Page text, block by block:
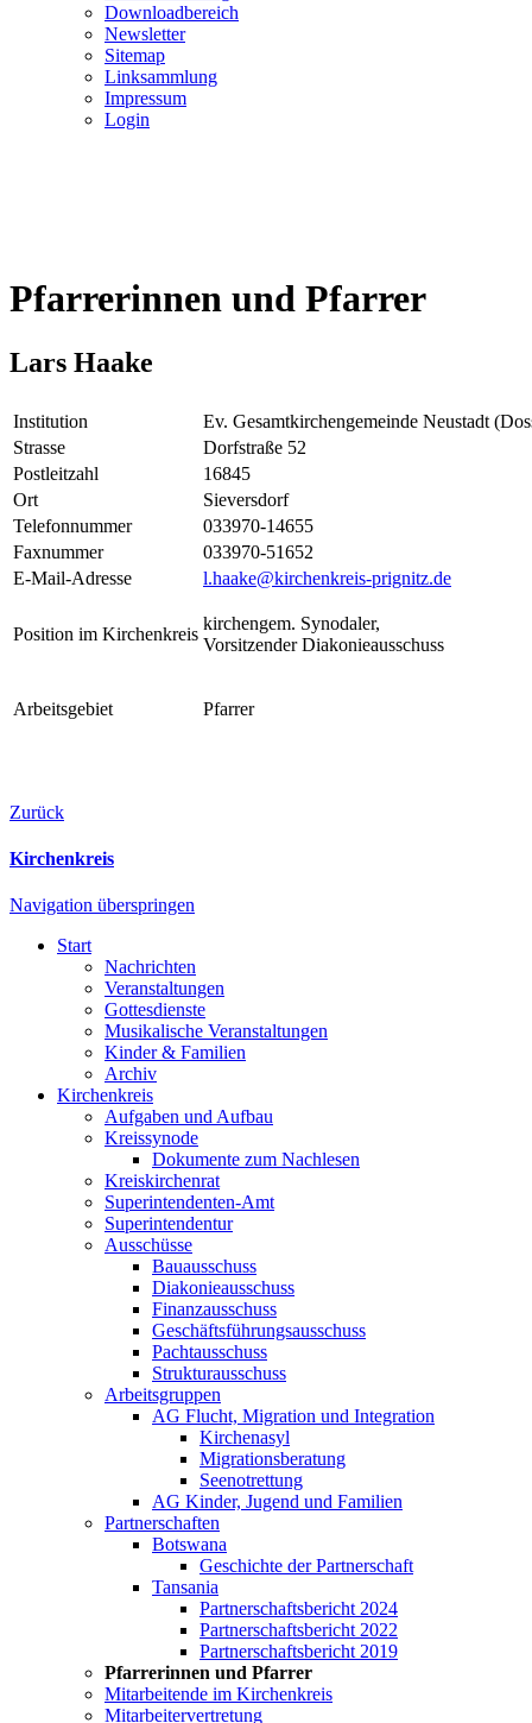
Downloadbereich
Newsletter
Sitemap
Linksammlung
Impressum
Login
Pfarrerinnen und Pfarrer
Lars Haake
Institution
Ev. Gesamtkirchengemeinde Neustadt
Strasse
Dorfstraße 52
Postleitzahl
16845
Ort
Sieversdorf
Telefonnummer
033970-14655
Faxnummer
033970-51652
E-Mail-Adresse
l.haake@kirchenkreis-prignitz.de
Position im Kirchenkreis
kirchengem. Synodaler,
Vorsitzender Diakonieausschuss
Arbeitsgebiet Pfarrer
Zurück
Kirchenkreis
Navigation überspringen
Start
Nachrichten
Veranstaltungen
Gottesdienste
Musikalische Veranstaltungen
Kinder & Familien
Archiv
Kirchenkreis
Aufgaben und Aufbau
Kreissynode
Dokumente zum Nachlesen
Kreiskirchenrat
Superintendenten-Amt
Superintendentur
Ausschüsse
Bauausschuss
Diakonieausschuss
Finanzausschuss
Geschäftsführungsausschuss
Pachtausschuss
Strukturausschuss
Arbeitsgruppen
AG Flucht, Migration und Integration
Kirchenasyl
Migrationsberatung
Seenotrettung
AG Kinder, Jugend und Familien
Partnerschaften
Botswana
Geschichte der Partnerschaft
Tansania
Partnerschaftsbericht 2024
Partnerschaftsbericht 2022
Partnerschaftsbericht 2019
Pfarrerinnen und Pfarrer
Mitarbeitende im Kirchenkreis
Mitarbeitervertretung